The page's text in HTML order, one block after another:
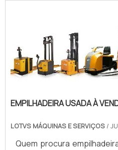
EMPILHADEIRA USADA À
LOTVS MÁQUINAS E SERVIÇOS /
Quem procura